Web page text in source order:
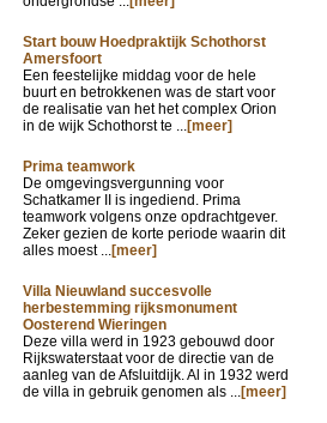
Start bouw Hoedpraktijk Schothorst
Amersfoort
Een feestelijke middag voor de hele
buurt en betrokkenen was de start voor
de realisatie van het het complex Orion
in de wijk Schothorst te ...[meer]
Prima teamwork
De omgevingsvergunning voor
Schatkamer II is ingediend. Prima
teamwork volgens onze opdrachtgever.
Zeker gezien de korte periode waarin dit
alles moest ...[meer]
Villa Nieuwland succesvolle
herbestemming rijksmonument
Oosterend Wieringen
Deze villa werd in 1923 gebouwd door
Rijkswaterstaat voor de directie van de
aanleg van de Afsluitdijk. Al in 1932 werd
de villa in gebruik genomen als ...[meer]